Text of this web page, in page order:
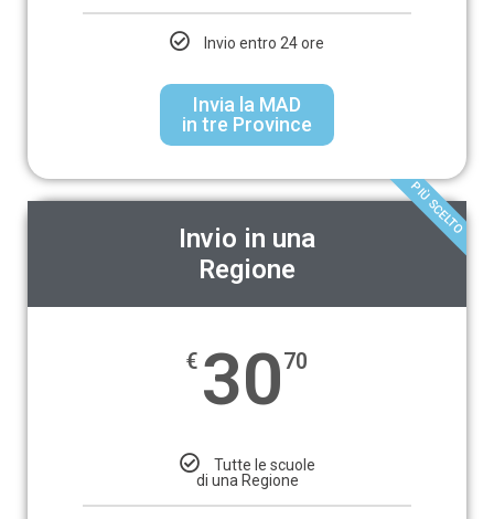
Invio entro 24 ore
Invia la MAD
in tre Province
PIÙ SCELTO
Invio in una
Regione
€ 3070
Tutte le scuole
di una Regione